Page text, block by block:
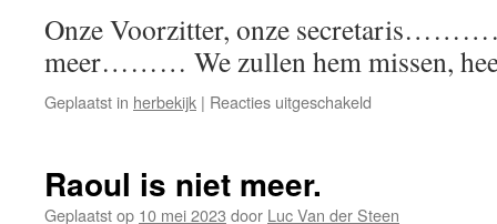
Onze Voorzitter, onze
meer……… We zullen hem missen,
Geplaatst in herbekijk | Reacties uitgeschakeld
Raoul is niet meer.
Geplaatst op 10 mei 2023 door Luc Van der Steen